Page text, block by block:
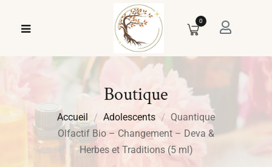
0
Boutique
Accueil Adolescents
Quantique
Olfactif Bio – Changement – Deva &
Herbes et Traditions (5 ml)